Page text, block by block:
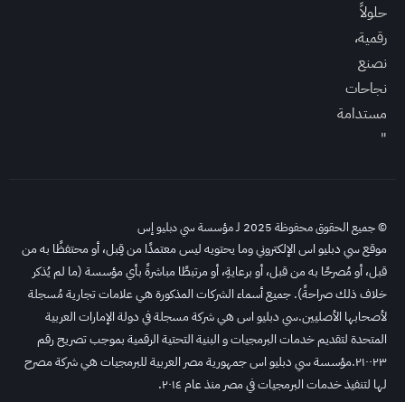
حلولاً
رقمية،
نصنع
نجاحات
مستدامة
"
© جميع الحقوق محفوظة 2025 لـ مؤسسة سي دبليو إس
موقع سي دبليو اس الإلكتروني وما يحتويه ليس معتمدًا من قِبل، أو محتفظًا به من
قبل، أو مُصرحًا به من قبل، أو برعايةِ، أو مرتبطًا مباشرةً بأي مؤسسة (ما لم يُذكر
خلاف ذلك صراحةً). جميع أسماء الشركات المذكورة هي علامات تجارية مُسجلة
لأصحابها الأصليين.سي دبليو اس هي شركة مسجلة في دولة الإمارات العربية
المتحدة لتقديم خدمات البرمجيات و البنية التحتية الرقمية بموجب تصريح رقم
٢١٠٠٢٣. مؤسسة سي دبليو اس جمهورية مصر العربية للبرمجيات هي شركة مصرح
لها لتنفيذ خدمات البرمجيات في مصر منذ عام ٢٠١٤.